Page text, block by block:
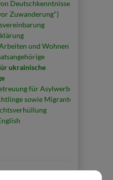
Deutschkenntnissen
Zuwanderung")
und Wohnen
ukrainische
für Asylwerber,
sowie Migranten